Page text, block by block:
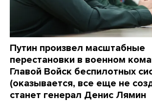
Путин произвел масштабные
перестановки в военном
Главой Войск беспилотных
(оказывается, все еще не
станет генерал Денис Лямин